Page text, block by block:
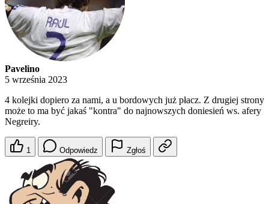
Pavelino
5 września 2023
4 kolejki dopiero za nami, a u bordowych już płacz. Z drugiej strony
może to ma być jakaś "kontra" do najnowszych doniesień ws. afery
Negreiry.
1 Odpowiedz Zgłoś